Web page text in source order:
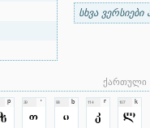
სხვა ვერსიები
ქართული